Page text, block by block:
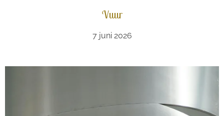
Vuur
7 juni 2026